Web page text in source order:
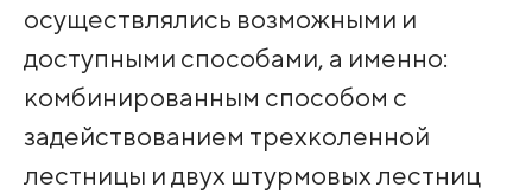
осуществлялись возможными и
доступными способами, а именно:
комбинированным способом с
задействованием трехколенной
лестницы и двух штурмовых лестниц